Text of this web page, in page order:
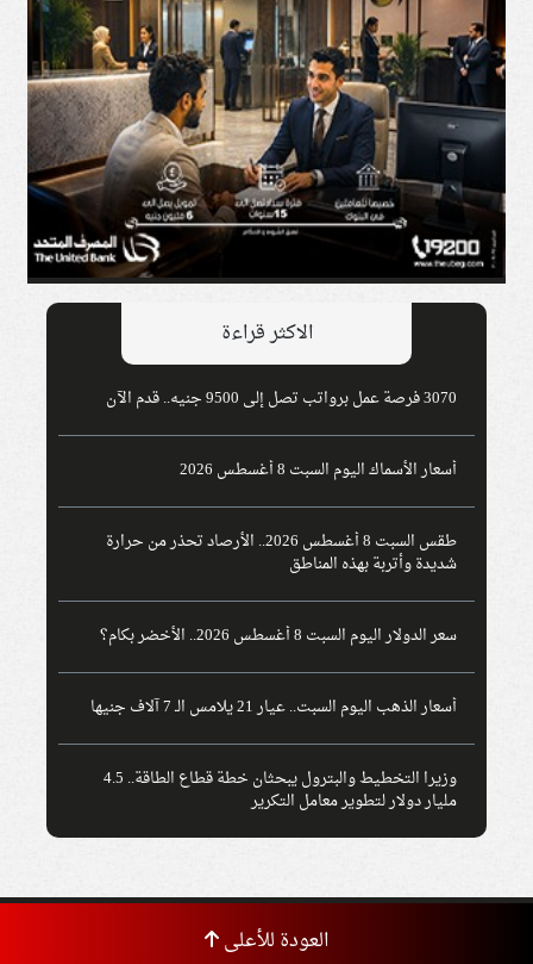
الاكثر قراءة
3070 فرصة عمل برواتب تصل إلى 9500 جنيه.. قدم الآن
أسعار الأسماك اليوم السبت 8 أغسطس 2026
طقس السبت 8 أغسطس 2026.. الأرصاد تحذر من حرارة
شديدة وأتربة بهذه المناطق
سعر الدولار اليوم السبت 8 أغسطس 2026.. الأخضر بكام؟
أسعار الذهب اليوم السبت.. عيار 21 يلامس الـ 7 آلاف جنيها
وزيرا التخطيط والبترول يبحثان خطة قطاع الطاقة.. 4.5
مليار دولار لتطوير معامل التكرير
العودة للأعلى